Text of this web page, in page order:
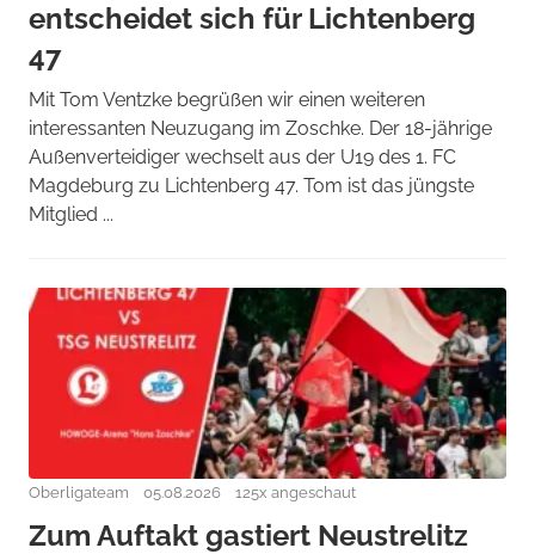
entscheidet sich für Lichtenberg
47
Mit Tom Ventzke begrüßen wir einen weiteren
interessanten Neuzugang im Zoschke. Der 18-jährige
Außenverteidiger wechselt aus der U19 des 1. FC
Magdeburg zu Lichtenberg 47. Tom ist das jüngste
Mitglied ...
Oberligateam 05.08.2026 125x angeschaut
Zum Auftakt gastiert Neustrelitz